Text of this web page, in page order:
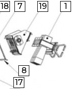
1
7
8
17
18 19